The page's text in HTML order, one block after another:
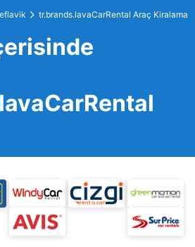
tr.brands.lavaCarRental Araç Kiralama